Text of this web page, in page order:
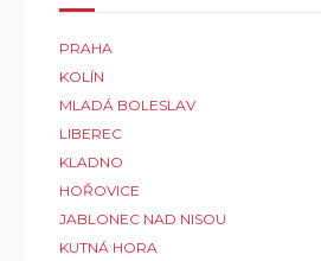
PRAHA
KOLÍN
MLADÁ BOLESLAV
LIBEREC
KLADNO
HOŘOVICE
JABLONEC NAD NISOU
KUTNÁ HORA